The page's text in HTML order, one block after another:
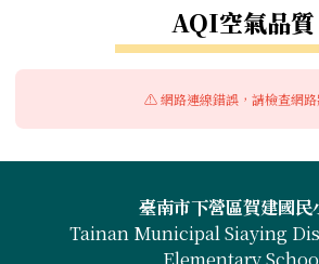
AQI空氣品質
⚠️ 網路連線錯誤，請檢查網路
頁尾區域內容臺南市下營區賀建國民
Tainan Municipal Siaying
Elementary